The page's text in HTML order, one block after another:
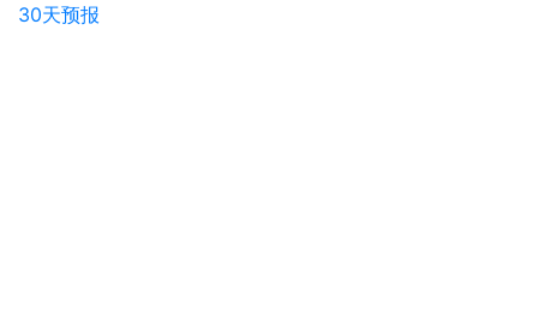
30天预报